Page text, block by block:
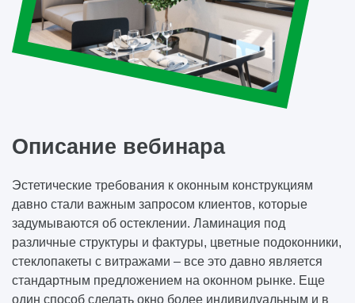
Описание вебинара
Эстетические требования к оконным конструкциям
давно стали важным запросом клиентов, которые
задумываются об остеклении. Ламинация под
различные структуры и фактуры, цветные подоконники,
стеклопакеты с витражами – все это давно является
стандартным предложением на оконном рынке. Еще
один способ сделать окно более индивидуальным и в